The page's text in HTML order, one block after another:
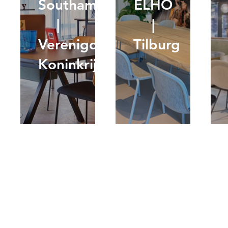
Southampton
|
Verenigd
Koninkrijk
ELHO
|
Tilburg